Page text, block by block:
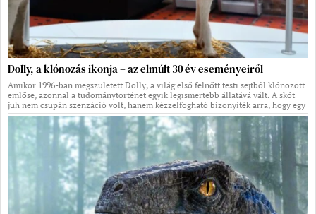
Dolly, a klónozás ikonja – az elmúlt 30 év eseményeiről
Amikor 1996-ban megszületett Dolly, a világ első felnőtt testi sejtből klónozott
emlőse, azonnal a tudománytörténet egyik legismertebb állatává vált. A skót
juh nem csupán szenzáció volt, hanem kézzelfogható bizonyíték arra, hogy egy